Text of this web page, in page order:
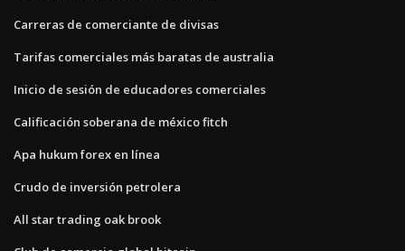
Carreras de comerciante de divisas
Tarifas comerciales más baratas de australia
Inicio de sesión de educadores comerciales
Calificación soberana de méxico fitch
Apa hukum forex en línea
Crudo de inversión petrolera
All star trading oak brook